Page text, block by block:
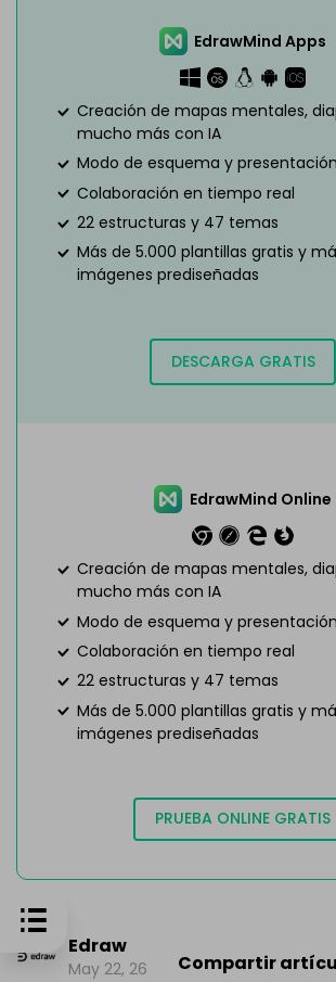
EdrawMind Apps
Creación de mapas mentales,
mucho más con IA
Modo de esquema y presentación
Colaboración en tiempo real
22 estructuras y 47 temas
Más de 5.000 plantillas gratis y
imágenes prediseñadas
DESCARGA GRATIS
EdrawMind Online
Creación de mapas mentales,
mucho más con IA
Modo de esquema y presentación
Colaboración en tiempo real
22 estructuras y 47 temas
Más de 5.000 plantillas gratis y
imágenes prediseñadas
PRUEBA ONLINE GRATIS
Edraw
May 22, 26 Compartir